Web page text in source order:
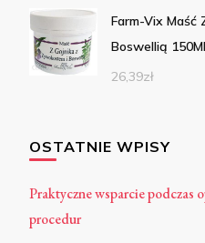
Farm-Vix Maść
Boswellią 150Ml
26,39zł
OSTATNIE WPISY
Praktyczne wsparcie podczas
procedur